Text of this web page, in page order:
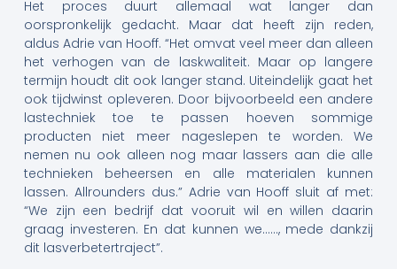
Het proces duurt allemaal wat langer dan
oorspronkelijk gedacht. Maar dat heeft zijn reden,
aldus Adrie van Hooff. “Het omvat veel meer dan alleen
het verhogen van de laskwaliteit. Maar op langere
termijn houdt dit ook langer stand. Uiteindelijk gaat het
ook tijdwinst opleveren. Door bijvoorbeeld een andere
lastechniek toe te passen hoeven sommige
producten niet meer nageslepen te worden. We
nemen nu ook alleen nog maar lassers aan die alle
technieken beheersen en alle materialen kunnen
lassen. Allrounders dus.” Adrie van Hooff sluit af met:
“We zijn een bedrijf dat vooruit wil en willen daarin
graag investeren. En dat kunnen we……, mede dankzij
dit lasverbetertraject”.